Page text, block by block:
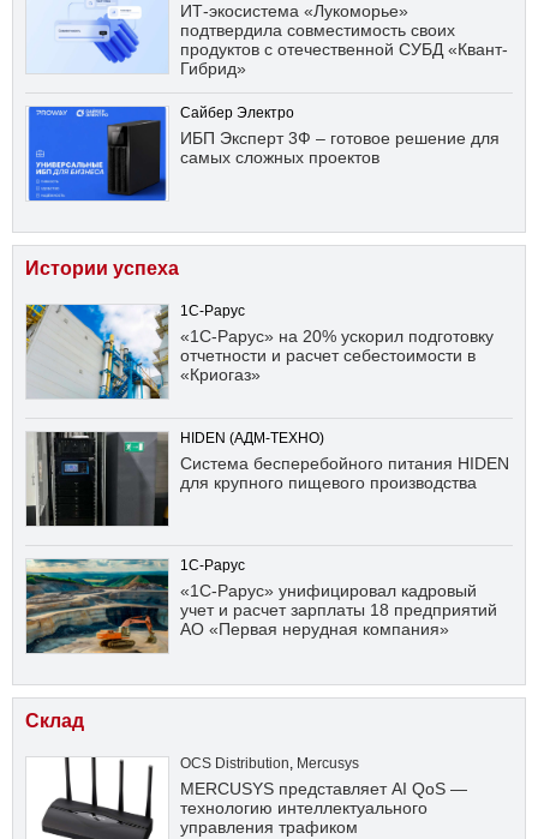
ИТ-экосистема «Лукоморье»
подтвердила совместимость своих
продуктов с отечественной СУБД «Квант-
Гибрид»
Сайбер Электро
ИБП Эксперт 3Ф – готовое решение для
самых сложных проектов
Истории успеха
1С-Рарус
«1С-Рарус» на 20% ускорил подготовку
отчетности и расчет себестоимости в
«Криогаз»
HIDEN (АДМ-ТЕХНО)
Система бесперебойного питания HIDEN
для крупного пищевого производства
1С-Рарус
«1С-Рарус» унифицировал кадровый
учет и расчет зарплаты 18 предприятий
АО «Первая нерудная компания»
Склад
OCS Distribution, Mercusys
MERCUSYS представляет AI QoS —
технологию интеллектуального
управления трафиком